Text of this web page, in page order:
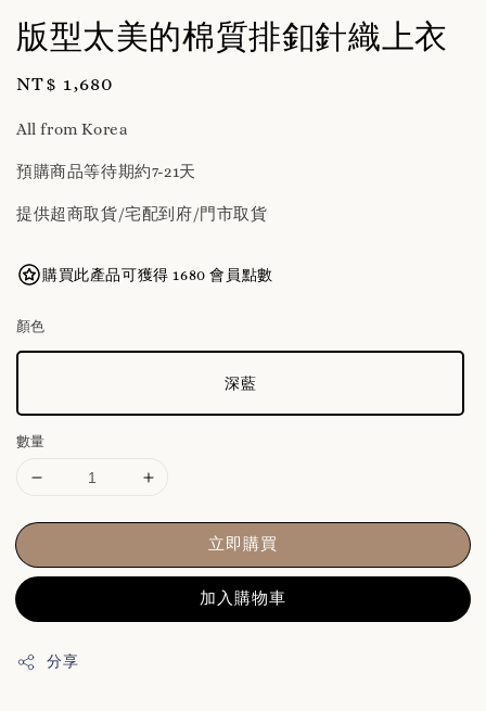
版型太美的棉質排釦針織上衣
Regular
NT$ 1,680
All from Korea
預購商品等待期約7-21天
提供超商取貨/宅配到府/門市取貨
購買此產品可獲得 1680 會員點數
顏色
深藍
數量
立即購買
加入購物車
分享